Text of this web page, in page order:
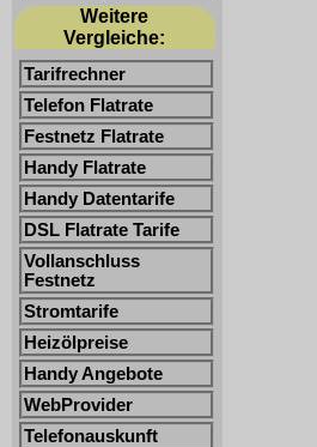
Weitere
Vergleiche:
Tarifrechner
Telefon Flatrate
Festnetz Flatrate
Handy Flatrate
Handy Datentarife
DSL Flatrate Tarife
Vollanschluss
Festnetz
Stromtarife
Heizölpreise
Handy Angebote
WebProvider
Telefonauskunft